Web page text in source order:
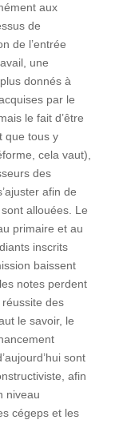
aux
de
de l’entrée
une
donnés à
par le
le fait d’être
que tous y
cela vaut),
des
afin de
allouées. Le
primaire et au
inscrits
baissent
notes perdent
des
le savoir, le
sont
afin
niveau
cégeps et les